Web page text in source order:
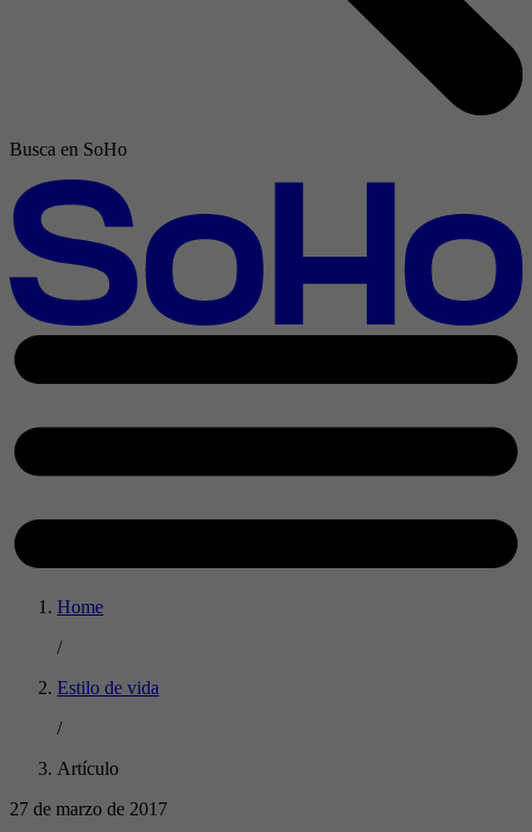
Busca en SoHo
Home
/
Estilo de vida
/
Artículo
27 de marzo de 2017